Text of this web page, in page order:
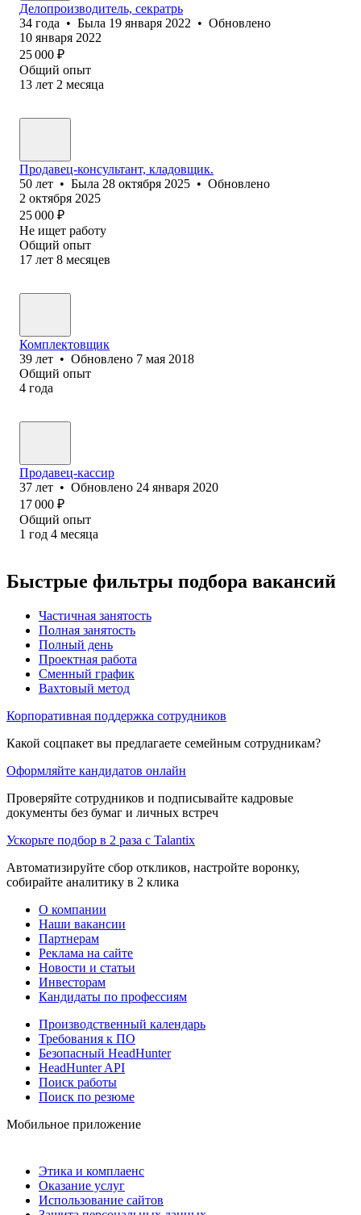
Делопроизводитель, секратрь
34 года • Была 19 января 2022 • Обновлено
10 января 2022
25 000 ₽
Общий опыт
13 лет 2 месяца
Продавец-консультант, кладовщик.
50 лет • Была 28 октября 2025 • Обновлено
2 октября 2025
25 000 ₽
Не ищет работу
Общий опыт
17 лет 8 месяцев
Комплектовщик
39 лет • Обновлено 7 мая 2018
Общий опыт
4 года
Продавец-кассир
37 лет • Обновлено 24 января 2020
17 000 ₽
Общий опыт
1 год 4 месяца
Быстрые фильтры подбора вакансий
Частичная занятость
Полная занятость
Полный день
Проектная работа
Сменный график
Вахтовый метод
Корпоративная поддержка сотрудников
Какой соцпакет вы предлагаете семейным сотрудникам?
Оформляйте кандидатов онлайн
Проверяйте сотрудников и подписывайте кадровые
документы без бумаг и личных встреч
Ускорьте подбор в 2 раза с Talantix
Автоматизируйте сбор откликов, настройте воронку,
собирайте аналитику в 2 клика
О компании
Наши вакансии
Партнерам
Реклама на сайте
Новости и статьи
Инвесторам
Кандидаты по профессиям
Производственный календарь
Требования к ПО
Безопасный HeadHunter
HeadHunter API
Поиск работы
Поиск по резюме
Мобильное приложение
Этика и комплаенс
Оказание услуг
Использование сайтов